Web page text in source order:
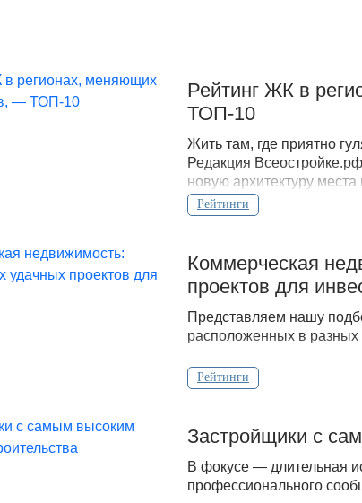
Рейтинг ЖК в
ТОП-10
Жить там, где приятно
Редакция
новую архитектуру
Рейтинги
Коммерческая
проектов для
Представляем нашу
расположенных в разных
Рейтинги
Застройщики с
В фокусе — длительная
профессионального